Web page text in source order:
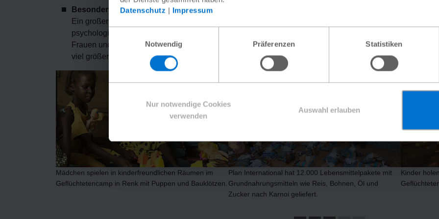
Datenschutz | Impressum
Notwendig
Präferenzen Statistiken
Nur notwendige Cookies
verwenden
Auswahl erlauben
Besonders Frauen und Kinderbrauchen Schutz und Unterstützung. Oft fehlen ihnen sichere Orte.
Ein großer Teil leidet unter Gewalt und Hunger. Plan International hilft mit medizinischer und
psychologischer Betreuung und sogenannten Safe Spaces. Insgesamt
Frauen und Kinder konnten in ganz Sudan bereits eingerichtet werden, doch der Bedarf ist noch
viel größer (etwa 500 Räume).
Mädchen spielen in kinderfreundlichen Räumen im
Geflüchtetencamp in Renk mit Puppen und Bauklötzen.
Plan International hat 12.000 Lebensmittelpakete mit
Grundnahrungsmitteln wie Reis, Bohnen, Öl und
Zucker nach Karnoi geliefert.
Kinder